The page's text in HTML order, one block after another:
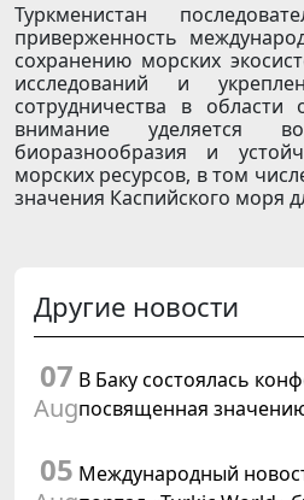
Туркменистан
приверженность
сохранению морских
исследований и
сотрудничества в области
внимание уделяется
биоразнообразия и
морских ресурсов, в том
значения Каспийского моря
Другие новости
07
Aug
В Баку состоялась
посвященная
резолюции ООН «Год
05 Международный